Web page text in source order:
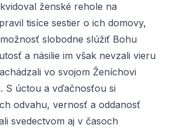
ženské rehole na
tisíce sestier o ich domovy,
slobodne slúžiť Bohu
a násilie im však nevzali vieru
vo svojom Ženíchovi
S úctou a vďačnosťou si
odvahu, vernosť a oddanosť
svedectvom aj v časoch